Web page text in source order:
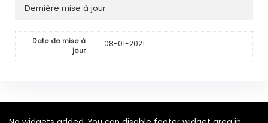
Dernière mise à jour
Date de mise à
jour
08-01-2021